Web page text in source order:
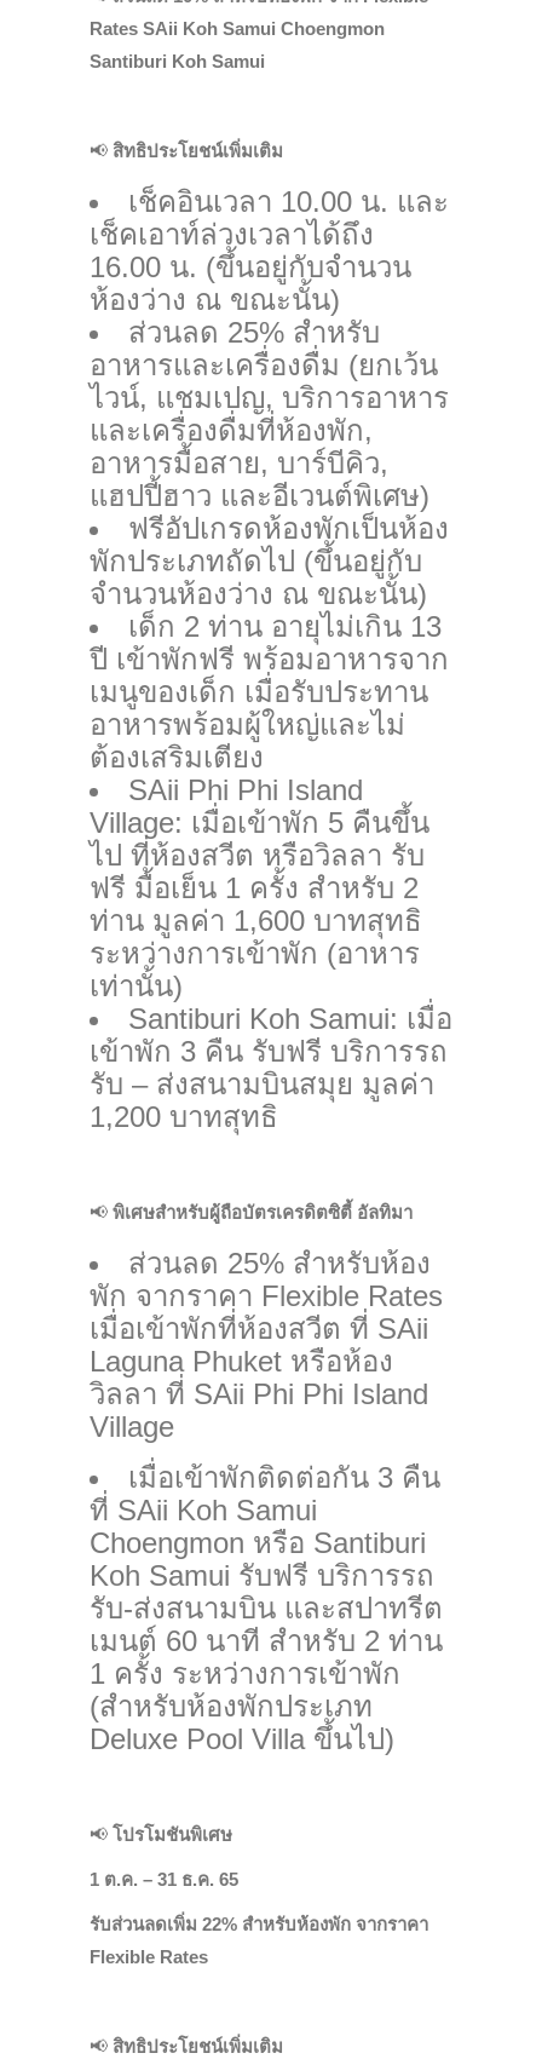
Rates SAii Koh Samui Choengmon
Santiburi Koh Samui
📢 สิทธิประโยชน์เพิ่มเติม
เช็คอินเวลา 10.00 น. และ
เช็คเอาท์ล่วงเวลาได้ถึง
16.00 น. (ขึ้นอยู่กับจำนวน
ห้องว่าง ณ ขณะนั้น)
ส่วนลด 25% สำหรับ
อาหารและเครื่องดื่ม (ยกเว้น
ไวน์, แชมเปญ, บริการอาหาร
และเครื่องดื่มที่ห้องพัก,
อาหารมื้อสาย, บาร์บีคิว,
แฮปปี้ฮาว และอีเวนต์พิเศษ)
ฟรีอัปเกรดห้องพักเป็นห้อง
พักประเภทถัดไป (ขึ้นอยู่กับ
จำนวนห้องว่าง ณ ขณะนั้น)
เด็ก 2 ท่าน อายุไม่เกิน 13
ปี เข้าพักฟรี พร้อมอาหารจาก
เมนูของเด็ก เมื่อรับประทาน
อาหารพร้อมผู้ใหญ่และไม่
ต้องเสริมเตียง
SAii Phi Phi Island
Village: เมื่อเข้าพัก 5 คืนขึ้น
ไป ที่ห้องสวีต หรือวิลลา รับ
ฟรี มื้อเย็น 1 ครั้ง สำหรับ 2
ท่าน มูลค่า 1,600 บาทสุทธิ
ระหว่างการเข้าพัก (อาหาร
เท่านั้น)
Santiburi Koh Samui: เมื่อ
เข้าพัก 3 คืน รับฟรี บริการรถ
รับ – ส่งสนามบินสมุย มูลค่า
1,200 บาทสุทธิ
📢 พิเศษสำหรับผู้ถือบัตรเครดิตซิตี้ อัลทิมา
ส่วนลด 25% สำหรับห้อง
พัก จากราคา Flexible Rates
เมื่อเข้าพักที่ห้องสวีต ที่ SAii
Laguna Phuket หรือห้อง
วิลลา ที่ SAii Phi Phi Island
Village
เมื่อเข้าพักติดต่อกัน 3 คืน
ที่ SAii Koh Samui
Choengmon หรือ Santiburi
Koh Samui รับฟรี บริการรถ
รับ-ส่งสนามบิน และสปาทรีต
เมนต์ 60 นาที สำหรับ 2 ท่าน
1 ครั้ง ระหว่างการเข้าพัก
(สำหรับห้องพักประเภท
Deluxe Pool Villa ขึ้นไป)
📢 โปรโมชันพิเศษ
1 ต.ค. – 31 ธ.ค. 65
รับส่วนลดเพิ่ม 22% สำหรับห้องพัก จากราคา
Flexible Rates
📢 สิทธิประโยชน์เพิ่มเติม